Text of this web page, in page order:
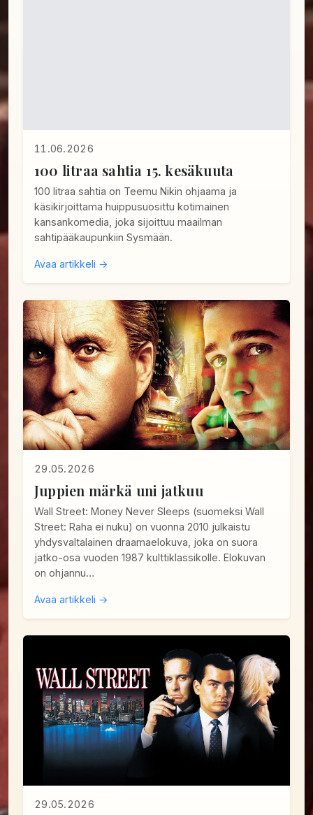
11.06.2026
100 litraa sahtia 15. kesäkuuta
100 litraa sahtia on Teemu Nikin ohjaama ja
käsikirjoittama huippusuosittu kotimainen
kansankomedia, joka sijoittuu maailman
sahtipääkaupunkiin Sysmään.
Avaa artikkeli →
29.05.2026
Juppien märkä uni jatkuu
Wall Street: Money Never Sleeps (suomeksi Wall
Street: Raha ei nuku) on vuonna 2010 julkaistu
yhdysvaltalainen draamaelokuva, joka on suora
jatko-osa vuoden 1987 kulttiklassikolle. Elokuvan
on ohjannu…
Avaa artikkeli →
29.05.2026